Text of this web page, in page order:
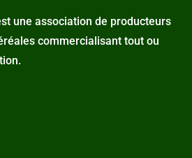
une association de producteurs
commercialisant tout ou